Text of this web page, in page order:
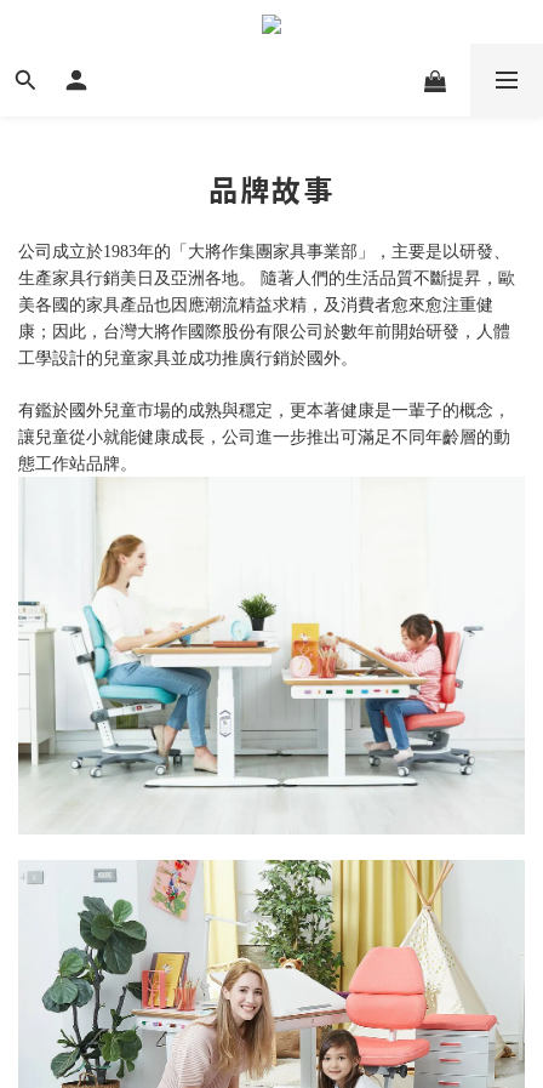
品牌故事
公司成立於1983年的「大將作集團家具事業部」，主要是以研發、
生產家具行銷美日及亞洲各地。 隨著人們的生活品質不斷提昇，歐
美各國的家具產品也因應潮流精益求精，及消費者愈來愈注重健
康；因此，台灣大將作國際股份有限公司於數年前開始研發，人體
工學設計的兒童家具並成功推廣行銷於國外。
有鑑於國外兒童市場的成熟與穩定，更本著健康是一輩子的概念，
讓兒童從小就能健康成長，公司進一步推出可滿足不同年齡層的動
態工作站品牌。